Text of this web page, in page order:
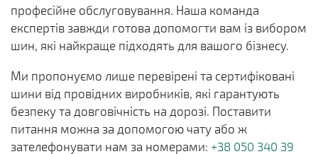
професійне обслуговування. Наша команда
експертів завжди готова допомогти вам із вибором
шин, які найкраще підходять для вашого бізнесу.
Ми пропонуємо лише перевірені та сертифіковані
шини від провідних виробників, які гарантують
безпеку та довговічність на дорозі. Поставити
питання можна за допомогою чату або ж
зателефонувати нам за номерами: +38 050 340 39